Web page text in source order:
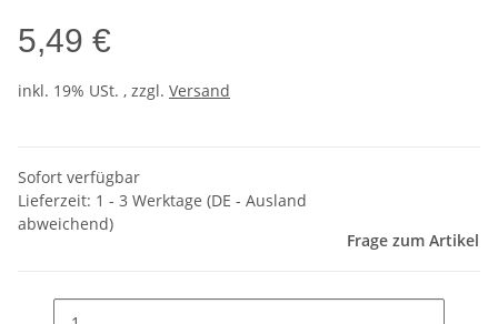
5,49 €
inkl. 19% USt. , zzgl. Versand
Sofort verfügbar
Lieferzeit: 1 - 3 Werktage (DE - Ausland
abweichend)
Frage zum Artikel